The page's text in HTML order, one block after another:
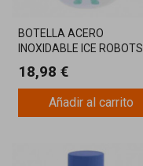
BOTELLA ACERO
INOXIDABLE ICE ROBOTS
18,98 €
Añadir al carrito